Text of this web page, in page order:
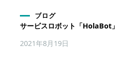
ブログ
サービスロボット「HolaBot
2021年8月19日